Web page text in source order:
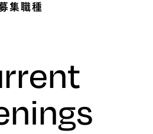
集職種